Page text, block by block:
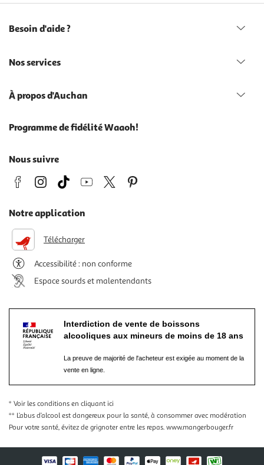
Besoin d'aide ?
Nos services
À propos d'Auchan
Programme de fidélité Waaoh!
Nous suivre
Notre application
Télécharger
Accessibilité : non conforme
Espace sourds et malentendants
Interdiction de vente de boissons
alcooliques aux mineurs de moins de 18 ans
La preuve de majorité de l'acheteur est exigée au moment de la
vente en ligne.
* Voir les conditions en cliquant ici
** L’abus d’alcool est dangereux pour la santé, à consommer avec modération
Pour votre santé, évitez de grignoter entre les repas. www.mangerbouger.fr